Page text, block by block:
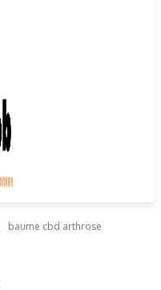
baume cbd arthrose